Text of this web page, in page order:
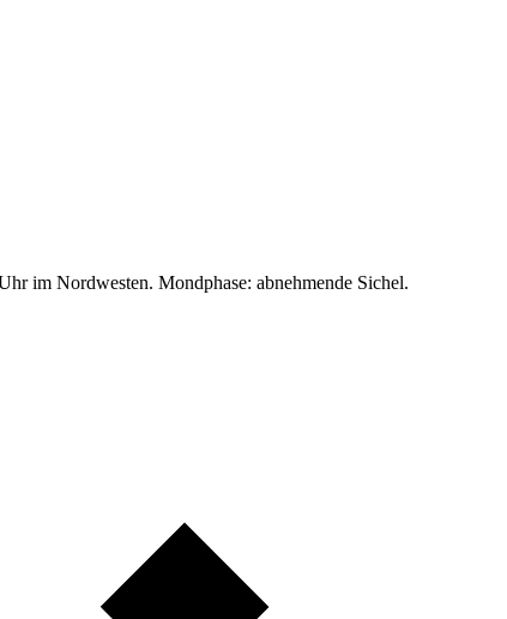
im Nordwesten. Mondphase: abnehmende Sichel.